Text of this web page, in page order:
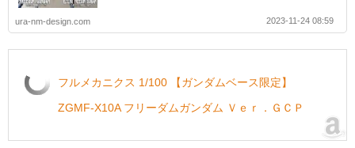
ura-nm-design.com 2023-11-24 08:59
フルメカニクス 1/100 【ガンダムベース限定】
ZGMF-X10A フリーダムガンダム Ｖｅｒ．ＧＣＰ